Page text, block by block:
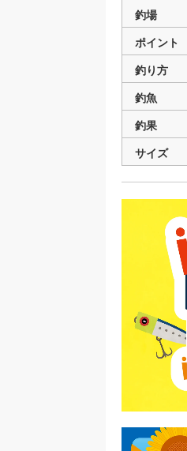
釣場
ポイント
釣り方
釣魚
釣果
サイズ